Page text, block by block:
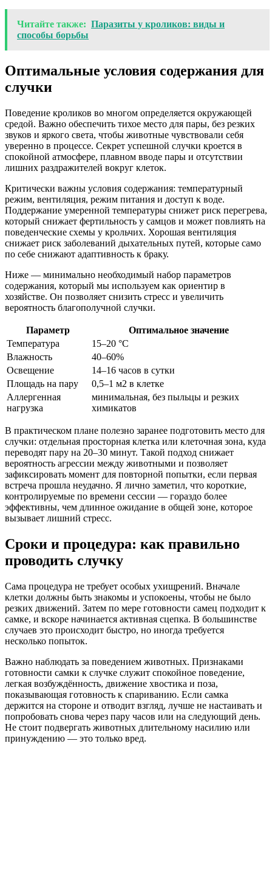
Читайте также: Паразиты у кроликов: виды и
способы борьбы
Оптимальные условия содержания для
случки
Поведение кроликов во многом определяется окружающей
средой. Важно обеспечить тихое место для пары, без резких
звуков и яркого света, чтобы животные чувствовали себя
уверенно в процессе. Секрет успешной случки кроется в
спокойной атмосфере, плавном вводе пары и отсутствии
лишних раздражителей вокруг клеток.
Критически важны условия содержания: температурный
режим, вентиляция, режим питания и доступ к воде.
Поддержание умеренной температуры снижет риск перегрева,
который снижает фертильность у самцов и может повлиять на
поведенческие схемы у крольчих. Хорошая вентиляция
снижает риск заболеваний дыхательных путей, которые само
по себе снижают адаптивность к браку.
Ниже — минимально необходимый набор параметров
содержания, который мы используем как ориентир в
хозяйстве. Он позволяет снизить стресс и увеличить
вероятность благополучной случки.
Параметр
Оптимальное значение
Температура
15–20 °C
Влажность
40–60%
Освещение
14–16 часов в сутки
Площадь на пару
0,5–1 м2 в клетке
Аллергенная
нагрузка
минимальная, без пыльцы и резких
химикатов
В практическом плане полезно заранее подготовить место для
случки: отдельная просторная клетка или клеточная зона, куда
переводят пару на 20–30 минут. Такой подход снижает
вероятность агрессии между животными и позволяет
зафиксировать момент для повторной попытки, если первая
встреча прошла неудачно. Я лично заметил, что короткие,
контролируемые по времени сессии — гораздо более
эффективны, чем длинное ожидание в общей зоне, которое
вызывает лишний стресс.
Сроки и процедура: как правильно
проводить случку
Сама процедура не требует особых ухищрений. Вначале
клетки должны быть знакомы и успокоены, чтобы не было
резких движений. Затем по мере готовности самец подходит к
самке, и вскоре начинается активная сцепка. В большинстве
случаев это происходит быстро, но иногда требуется
несколько попыток.
Важно наблюдать за поведением животных. Признаками
готовности самки к случке служит спокойное поведение,
легкая возбуждённость, движение хвостика и поза,
показывающая готовность к спариванию. Если самка
держится на стороне и отводит взгляд, лучше не настаивать и
попробовать снова через пару часов или на следующий день.
Не стоит подвергать животных длительному насилию или
принуждению — это только вред.